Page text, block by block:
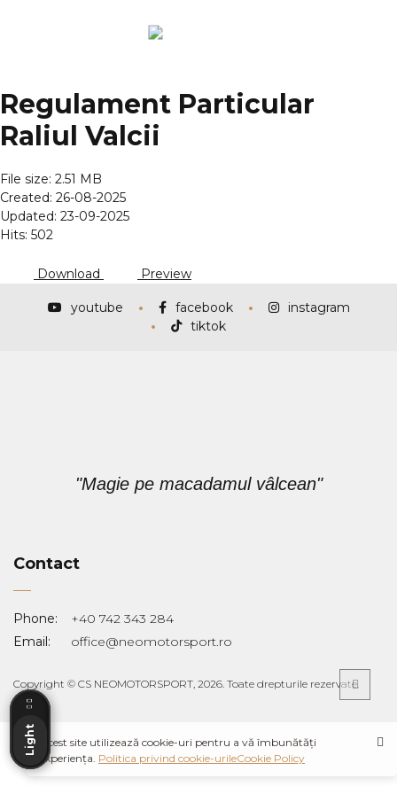
Regulament Particular
Raliul Valcii
File size: 2.51 MB
Created: 26-08-2025
Updated: 23-09-2025
Hits: 502
Download Preview
youtube facebook
instagram
tiktok
"Magie pe macadamul vâlcean"
Contact
Phone:
+40 742 343 284
Email:
office@neomotorsport.ro
Copyright © CS NEOMOTORSPORT, 2026. Toate drepturile rezervate.
Acest site utilizează cookie-uri pentru a vă îmbunătăți
experiența. Politica privind cookie-urileCookie Policy
Light
Dark
Light
Dark